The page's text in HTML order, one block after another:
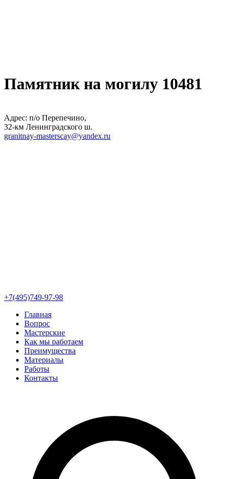
Памятник на могилу 10481
Адрес: п/о Перепечино,
32-км Ленинградского ш.
granitnay-masterscay@yandex.ru
+7(495)749-97-98
Главная
Вопрос
Мастерские
Как мы работаем
Преимущества
Материалы
Работы
Контакты